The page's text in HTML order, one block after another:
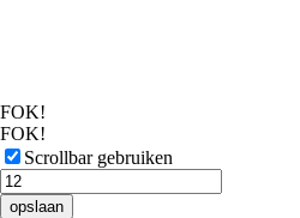
FOK!
FOK!
Scrollbar gebruiken
opslaan